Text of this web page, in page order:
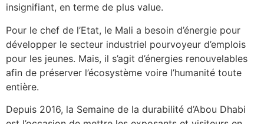
insignifiant, en terme de plus value.
Pour le chef de l’Etat, le Mali a besoin d’énergie pour
développer le secteur industriel pourvoyeur d’emplois
pour les jeunes. Mais, il s’agit d’énergies renouvelables
afin de préserver l’écosystème voire l’humanité toute
entière.
Depuis 2016, la Semaine de la durabilité d’Abou Dhabi